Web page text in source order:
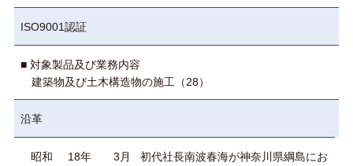
ISO9001認証
■ 対象製品及び業務内容
建築物及び土木構造物の施工（28）
沿革
昭和 18年 3月
初代社長南波春海が神奈川県綱島にお